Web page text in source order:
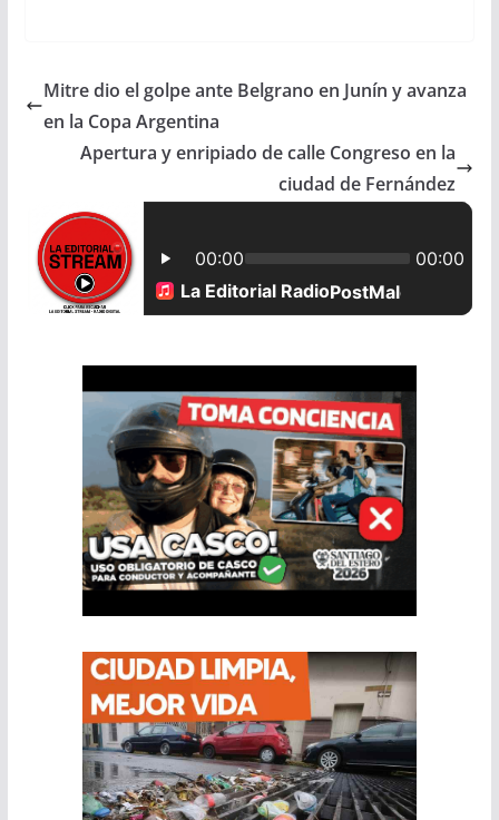
e
o
k
t
s
i
r
e
Mitre dio el golpe ante Belgrano en Junín y avanza
en la Copa Argentina
Apertura y enripiado de calle Congreso en la
ciudad de Fernández